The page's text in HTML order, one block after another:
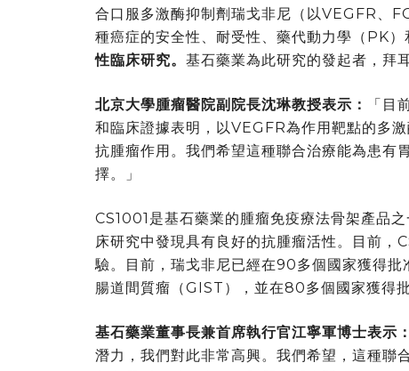
合口服多激酶抑制劑瑞戈非尼（以VEGFR、
種癌症的安全性、耐受性、藥代動力學（PK）
性臨床研究。 基石藥業為此研究的發起者，拜
北京大學腫瘤醫院副院長沈琳教授表示：
「目
和臨床證據表明，以VEGFR為作用靶點的多
抗腫瘤作用。我們希望這種聯合治療能為患有
擇。」
CS1001是基石藥業的腫瘤免疫療法骨架產品
床研究中發現具有良好的抗腫瘤活性。目前，
驗。目前，瑞戈非尼已經在90多個國家獲得
腸道間質瘤（GIST），並在80多個國家獲得
基石藥業董事長兼首席執行官江寧軍博士表示：
潛力，我們對此非常高興。我們希望，這種聯